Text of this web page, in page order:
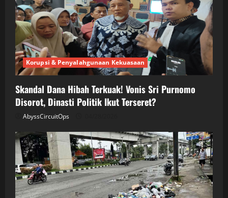
Korupsi & Penyalahgunaan Kekuasaan
Skandal Dana Hibah Terkuak! Vonis Sri Purnomo
Disorot, Dinasti Politik Ikut Terseret?
AbyssCircuitOps